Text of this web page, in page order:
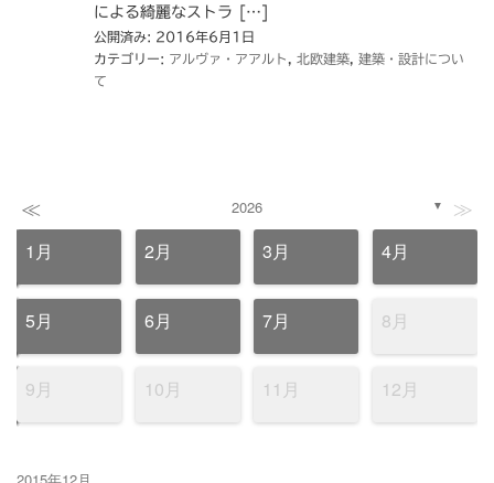
による綺麗なストラ […]
公開済み: 2016年6月1日
カテゴリー: アルヴァ・アアルト 北欧建築
建築・設計につい
て
≪ 2026 ▼ ≫
1月 2月 3月 4月
5月 6月 7月 8月
9月 10月 11月 12月